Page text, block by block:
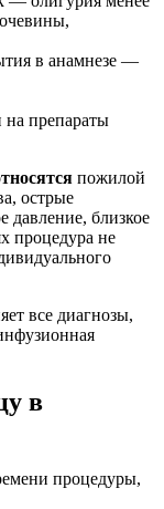
в анамнезе —
на препараты
пожилой
острые
давление, близкое
процедура не
все диагнозы,
в
процедуры,